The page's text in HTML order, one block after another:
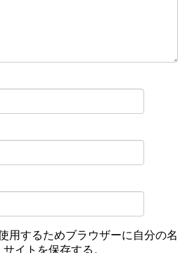
用するためブラウザーに自分の名
イトを保存する。